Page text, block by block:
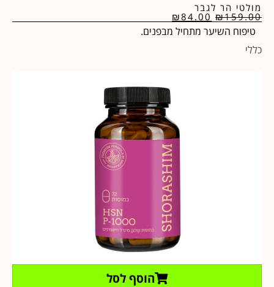
מולטי הר לגבר
₪159.00
₪84.00
טיפוח השיער מתחיל מבפנים.
כללי
הוסף לסל